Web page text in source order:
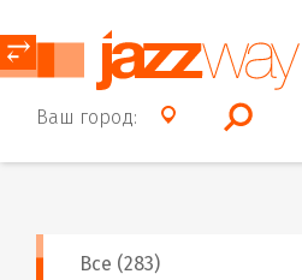
Ваш город:
⥂
Все (283)